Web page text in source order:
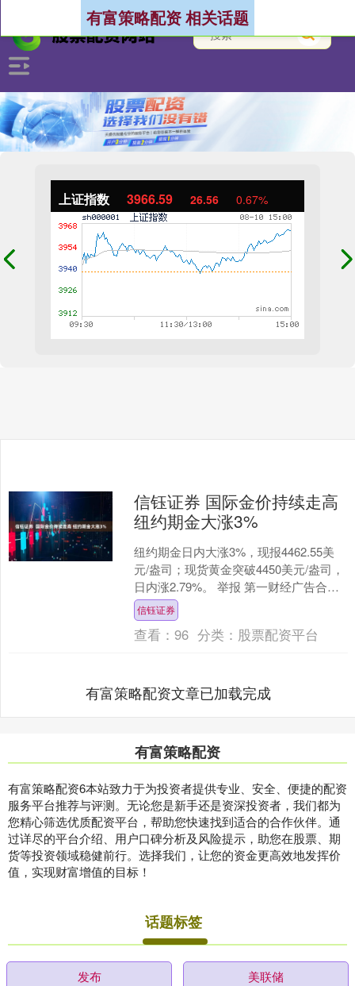
上证指数 3966.59 26.56 0.67%
有富策略配资 相关话题
信钰证券 国际金价持续走高
纽约期金大涨3%
纽约期金日内大涨3%，现报4462.55美
元/盎司；现货黄金突破4450美元/盎司，
日内涨2.79%。 举报 第一财经广告合
作，请点击这里此内容为第一财经原
创，....
信钰证券
查看：96 分类： 股票配资平台
有富策略配资文章已加载完成
有富策略配资
有富策略配资6本站致力于为投资者提供专业、安全、便捷的配资
服务平台推荐与评测。无论您是新手还是资深投资者，我们都为
您精心筛选优质配资平台，帮助您快速找到适合的合作伙伴。通
过详尽的平台介绍、用户口碑分析及风险提示，助您在股票、期
货等投资领域稳健前行。选择我们，让您的资金更高效地发挥价
值，实现财富增值的目标！
话题标签
发布 美联储